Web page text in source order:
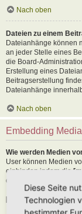
Nach oben
Dateien zu einem
Dateianhänge können
an jeder Stelle eines
die Board-
Erstellung eines
Beitragserstellung
Dateianhänge
Nach oben
Embedding Media
Wie werden Medien
User können Medien
einbinden indem die
der erlaubten Seite in
[media]https://
Diese Seite
Technologien